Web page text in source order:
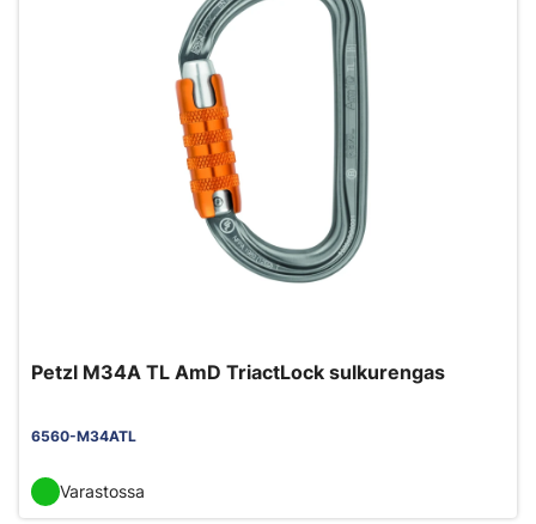
Petzl M34A TL AmD TriactLock sulkurengas
6560-M34ATL
Varastossa